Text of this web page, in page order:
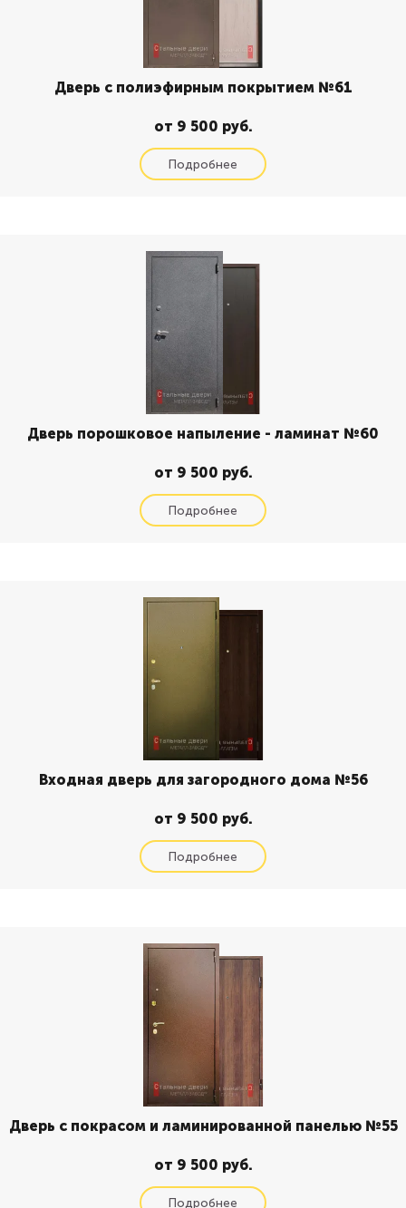
Дверь с полиэфирным покрытием №61
от 9 500 руб.
Дверь порошковое напыление - ламинат №60
от 9 500 руб.
Входная дверь для загородного дома №56
от 9 500 руб.
Дверь с покрасом и ламинированной панелью №55
от 9 500 руб.